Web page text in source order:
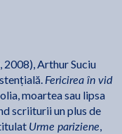
2008), Arthur Suciu
Fericirea în vid
moartea sau lipsa
scriiturii un plus de
Urme pariziene,